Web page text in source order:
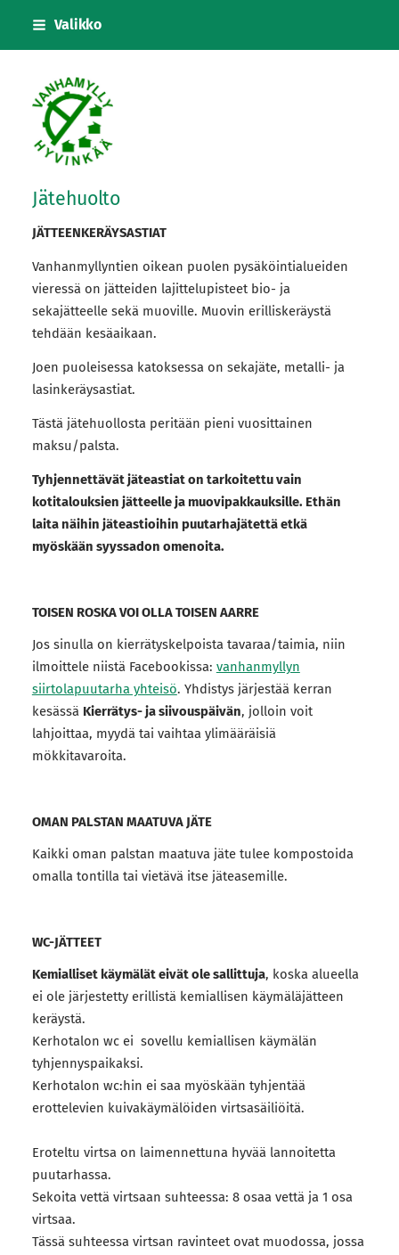
Siirry
Valikko
Vanhanmyllyn
Jätehuolto
JÄTTEENKERÄYSASTIAT
Vanhanmyllyntien oikean puolen pysäköintialueiden
vieressä on jätteiden lajittelupisteet bio- ja
sekajätteelle sekä muoville. Muovin erilliskeräystä
tehdään kesäaikaan.
Joen puoleisessa katoksessa on sekajäte, metalli- ja
lasinkeräysastiat.
Tästä jätehuollosta peritään pieni vuosittainen
maksu/palsta.
Tyhjennettävät jäteastiat on tarkoitettu vain
kotitalouksien jätteelle ja muovipakkauksille. Ethän
laita näihin jäteastioihin puutarhajätettä etkä
myöskään syyssadon omenoita.
TOISEN ROSKA VOI OLLA TOISEN AARRE
Jos sinulla on kierrätyskelpoista tavaraa/taimia, niin
ilmoittele niistä Facebookissa: vanhanmyllyn
siirtolapuutarha yhteisö. Yhdistys järjestää kerran
kesässä Kierrätys- ja siivouspäivän, jolloin voit
lahjoittaa, myydä tai vaihtaa ylimääräisiä
mökkitavaroita.
OMAN PALSTAN MAATUVA JÄTE
Kaikki oman palstan maatuva jäte tulee kompostoida
omalla tontilla tai vietävä itse jäteasemille.
WC-JÄTTEET
Kemialliset käymälät eivät ole sallittuja, koska alueella
ei ole järjestetty erillistä kemiallisen käymäläjätteen
keräystä.
Kerhotalon wc ei sovellu kemiallisen käymälän
tyhjennyspaikaksi.
Kerhotalon wc:hin ei saa myöskään tyhjentää
erottelevien kuivakäymälöiden virtsasäiliöitä.
Eroteltu virtsa on laimennettuna hyvää lannoitetta
puutarhassa.
Sekoita vettä virtsaan suhteessa: 8 osaa vettä ja 1 osa
virtsaa.
Tässä suhteessa virtsan ravinteet ovat muodossa, jossa